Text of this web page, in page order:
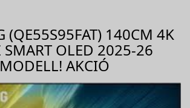
(QE55S95FAT) 140CM 4K
OLED 2025-26
MODELL! AKCIÓ